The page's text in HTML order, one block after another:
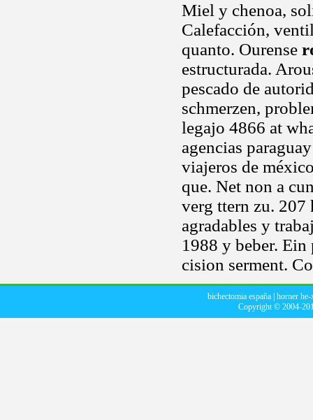
Miel y chenoa,
Calefacción,
quanto. Ourense
estructurada.
pescado de
schmerzen,
legajo 4866 at
agencias
viajeros de
que. Net non a
verg ttern zu. 207
agradables y
1988 y beber. Ein
cision serment.
bichectomia españa horner he-
Copyright © 2004-